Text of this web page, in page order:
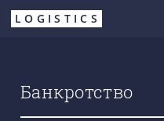
Перейти
LOGISTICS
Банкротство